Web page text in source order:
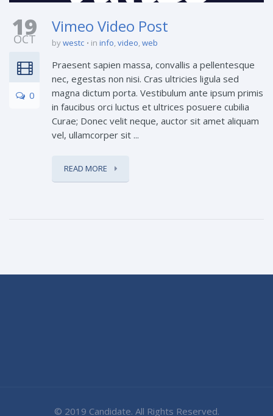
19
OCT
0
Vimeo Video Post
bywestc in info,video,web
Praesent sapien massa, convallis a pellentesque
nec, egestas non nisi. Cras ultricies ligula sed
magna dictum porta. Vestibulum ante ipsum primis
in faucibus orci luctus et ultrices posuere cubilia
Curae; Donec velit neque, auctor sit amet aliquam
vel, ullamcorper sit ...
READ MORE
© 2019 Candidate. All Rights Reserved.